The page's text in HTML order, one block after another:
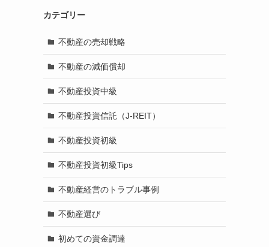
カテゴリー
不動産の売却戦略
不動産の減価償却
不動産投資中級
不動産投資信託（J-REIT）
不動産投資初級
不動産投資初級Tips
不動産経営のトラブル事例
不動産選び
初めての資金調達